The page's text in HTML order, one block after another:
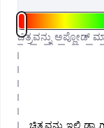
ಚಿತ್ರವನ್ನು ಅಪ್ಲೋಡ್
ಚಿತ್ರವನ್ನು ಇಲ್ಲಿ